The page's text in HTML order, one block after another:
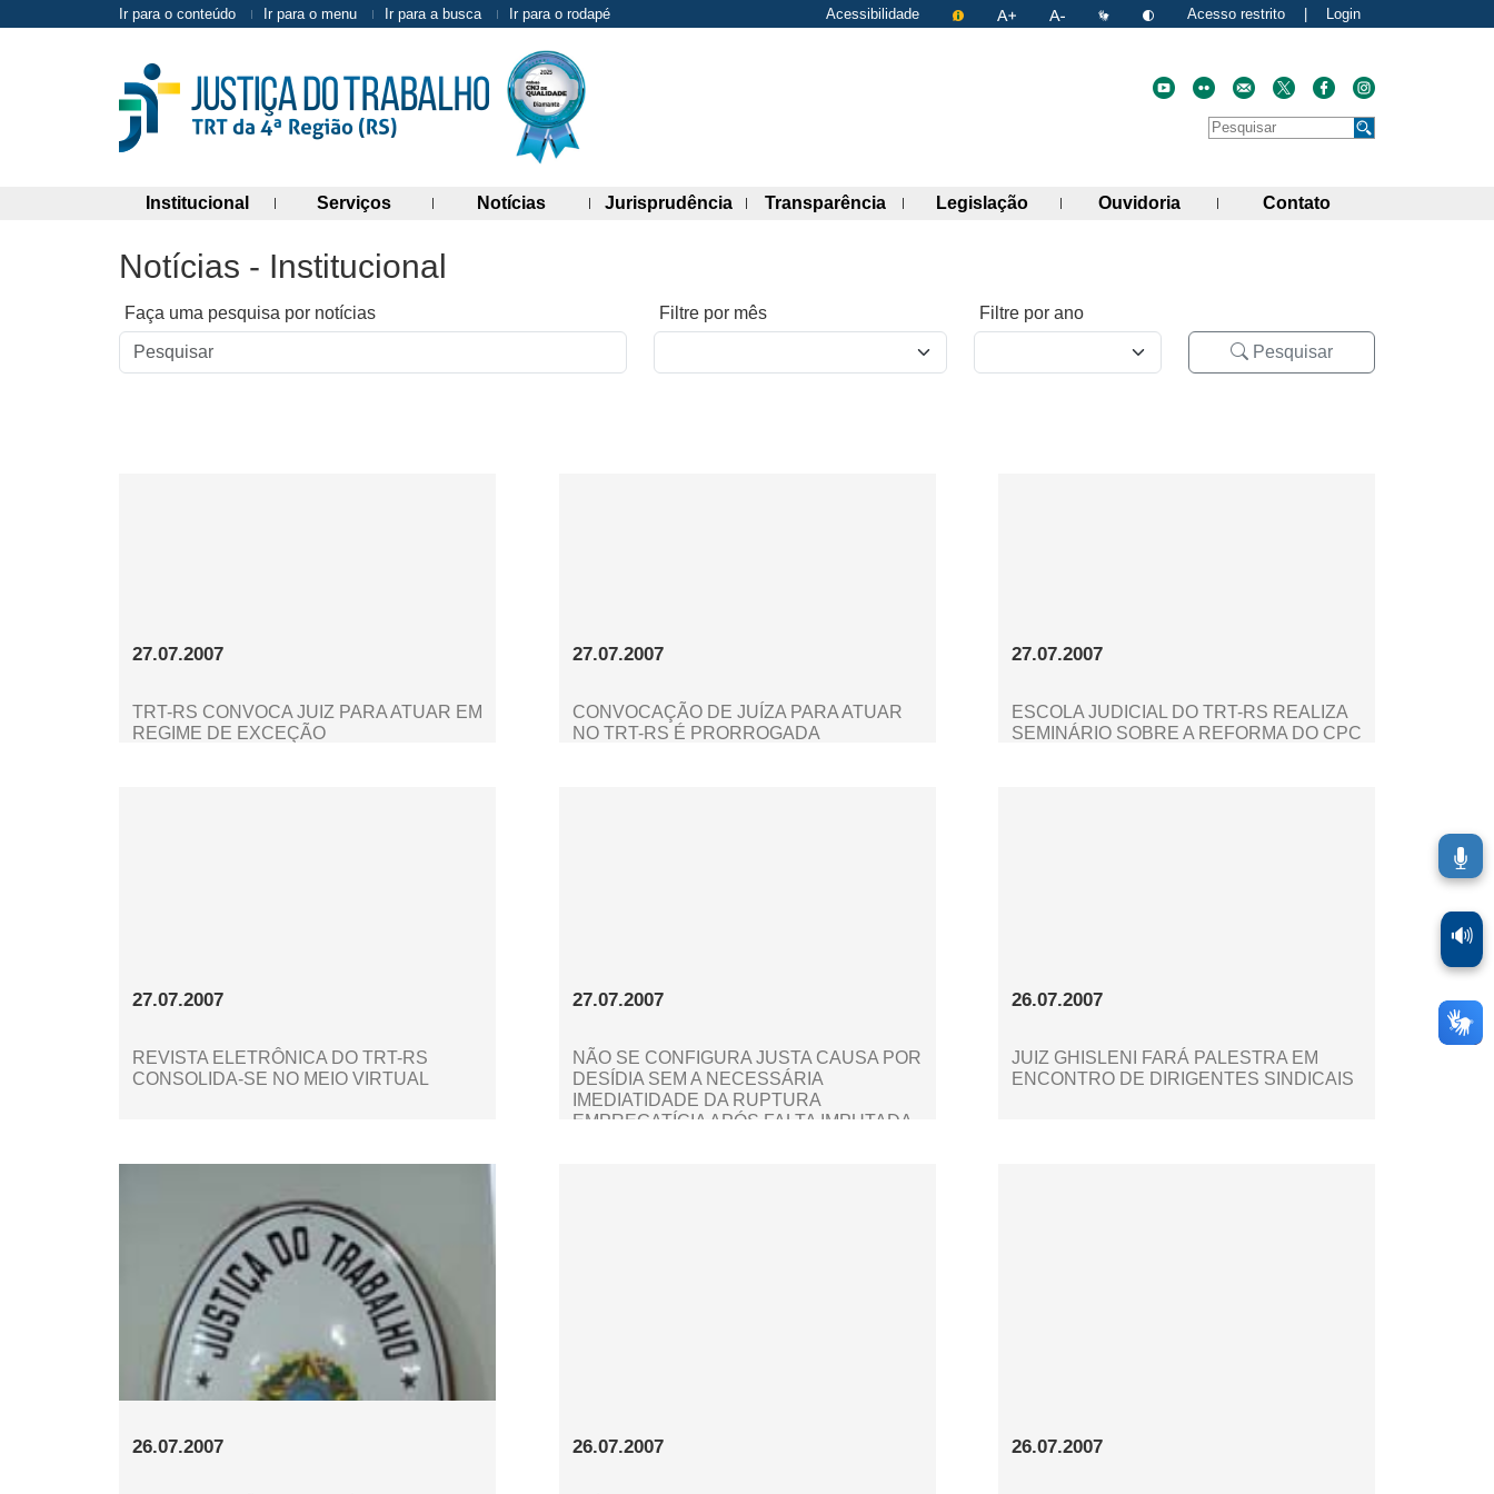
Ir para o conteúdo Ir para o menu Ir para a busca Ir para o rodapé Acessibilidade Acesso restrito Login
Faça uma pesquisa no site
Pesquisar
Institucional(abre painel de links)
Serviços(abre painel de links)
Notícias(abre painel de links)
Jurisprudência(abre painel de links)
Transparência (abre painel de links)
Legislação(abre painel de links)
Ouvidoria (abre painel de links)
Contato(abre painel de
Notícias - Institucional
Faça uma pesquisa por notícias Filtre por mês Filtre por ano
Pesquisar
27.07.2007
TRT-RS CONVOCA JUIZ PARA ATUAR EM
REGIME DE EXCEÇÃO
27.07.2007
CONVOCAÇÃO DE JUÍZA PARA ATUAR
NO TRT-RS É PRORROGADA
27.07.2007
ESCOLA JUDICIAL DO TRT-RS REALIZA
SEMINÁRIO SOBRE A REFORMA DO CPC
27.07.2007
REVISTA ELETRÔNICA DO TRT-RS
CONSOLIDA-SE NO MEIO VIRTUAL
27.07.2007
NÃO SE CONFIGURA JUSTA CAUSA POR
DESÍDIA SEM A NECESSÁRIA
IMEDIATIDADE DA RUPTURA
EMPREGATÍCIA APÓS FALTA IMPUTADA
26.07.2007
JUIZ GHISLENI FARÁ PALESTRA EM
ENCONTRO DE DIRIGENTES SINDICAIS
26.07.2007 26.07.2007 26.07.2007
🔊